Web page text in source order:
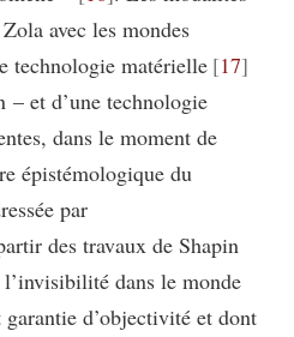
avec les mondes
technologie matérielle 17
– et d’une technologie
dans le moment de
épistémologique du
par
des travaux de Shapin
dans le monde
d’objectivité et dont